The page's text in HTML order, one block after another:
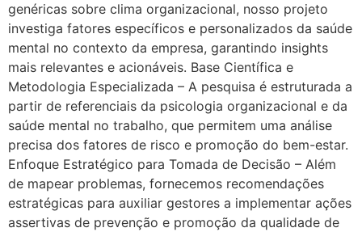
genéricas sobre clima organizacional, nosso projeto
investiga fatores específicos e personalizados da saúde
mental no contexto da empresa, garantindo insights
mais relevantes e acionáveis. Base Científica e
Metodologia Especializada – A pesquisa é estruturada a
partir de referenciais da psicologia organizacional e da
saúde mental no trabalho, que permitem uma análise
precisa dos fatores de risco e promoção do bem-estar.
Enfoque Estratégico para Tomada de Decisão – Além
de mapear problemas, fornecemos recomendações
estratégicas para auxiliar gestores a implementar ações
assertivas de prevenção e promoção da qualidade de